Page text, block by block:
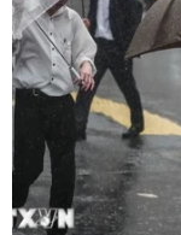
Phó Tổng Biên
THỦY
Sở hữu trí tuệ
RSS
Ngôn ngữ